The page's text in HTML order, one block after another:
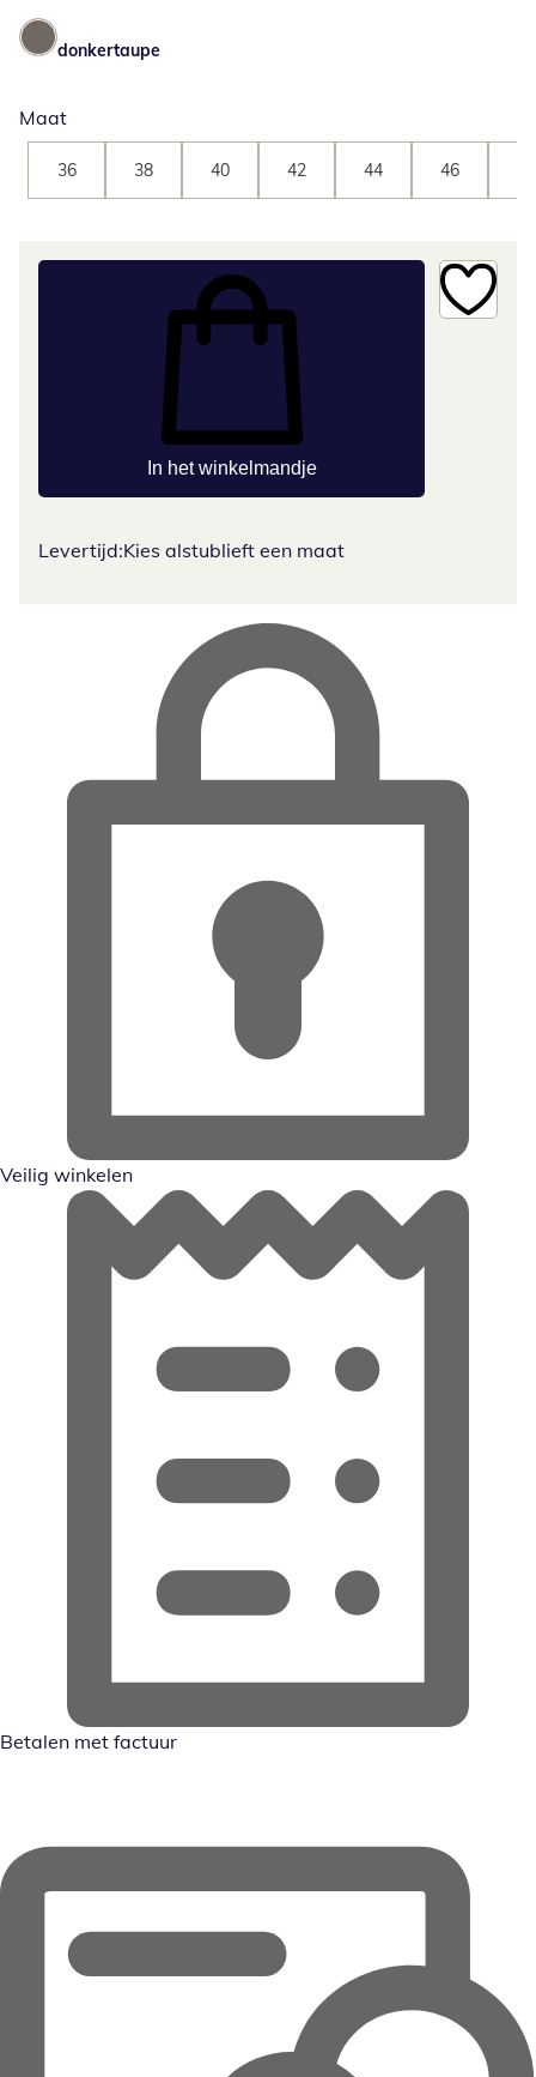
donkertaupe
Maat
36 38 40 42 44 46
In het winkelmandje
Levertijd:Kies alstublieft een maat
Veilig winkelen
Betalen met factuur